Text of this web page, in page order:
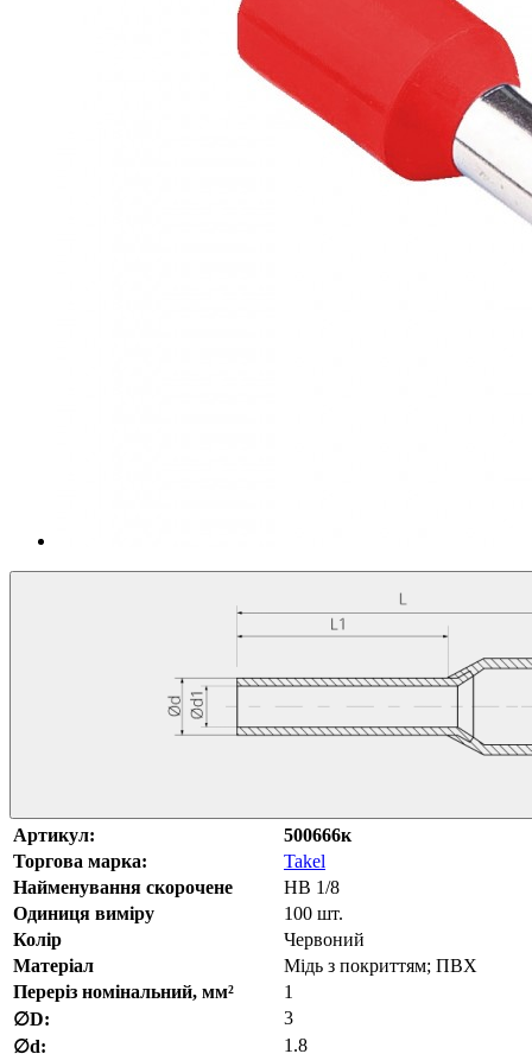
Артикул:
500666к
Торгова марка:
Takel
Найменування скорочене
НВ 1/8
Одиниця виміру
100 шт.
Колір
Червоний
Матеріал
Мідь з покриттям; ПВХ
Переріз номінальний, мм²
1
∅D:
3
∅d:
1.8